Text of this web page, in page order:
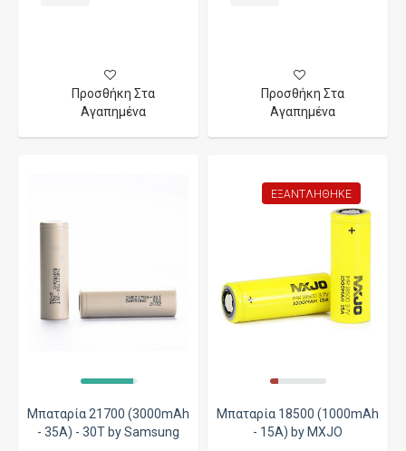
Προσθήκη Στα
Αγαπημένα
Προσθήκη Στα
Αγαπημένα
Μπαταρία 21700 (3000mAh
- 35A) - 30T by Samsung
ΕΞΑΝΤΛΉΘΗΚΕ
Μπαταρία 18500 (1000mAh
- 15A) by MXJO